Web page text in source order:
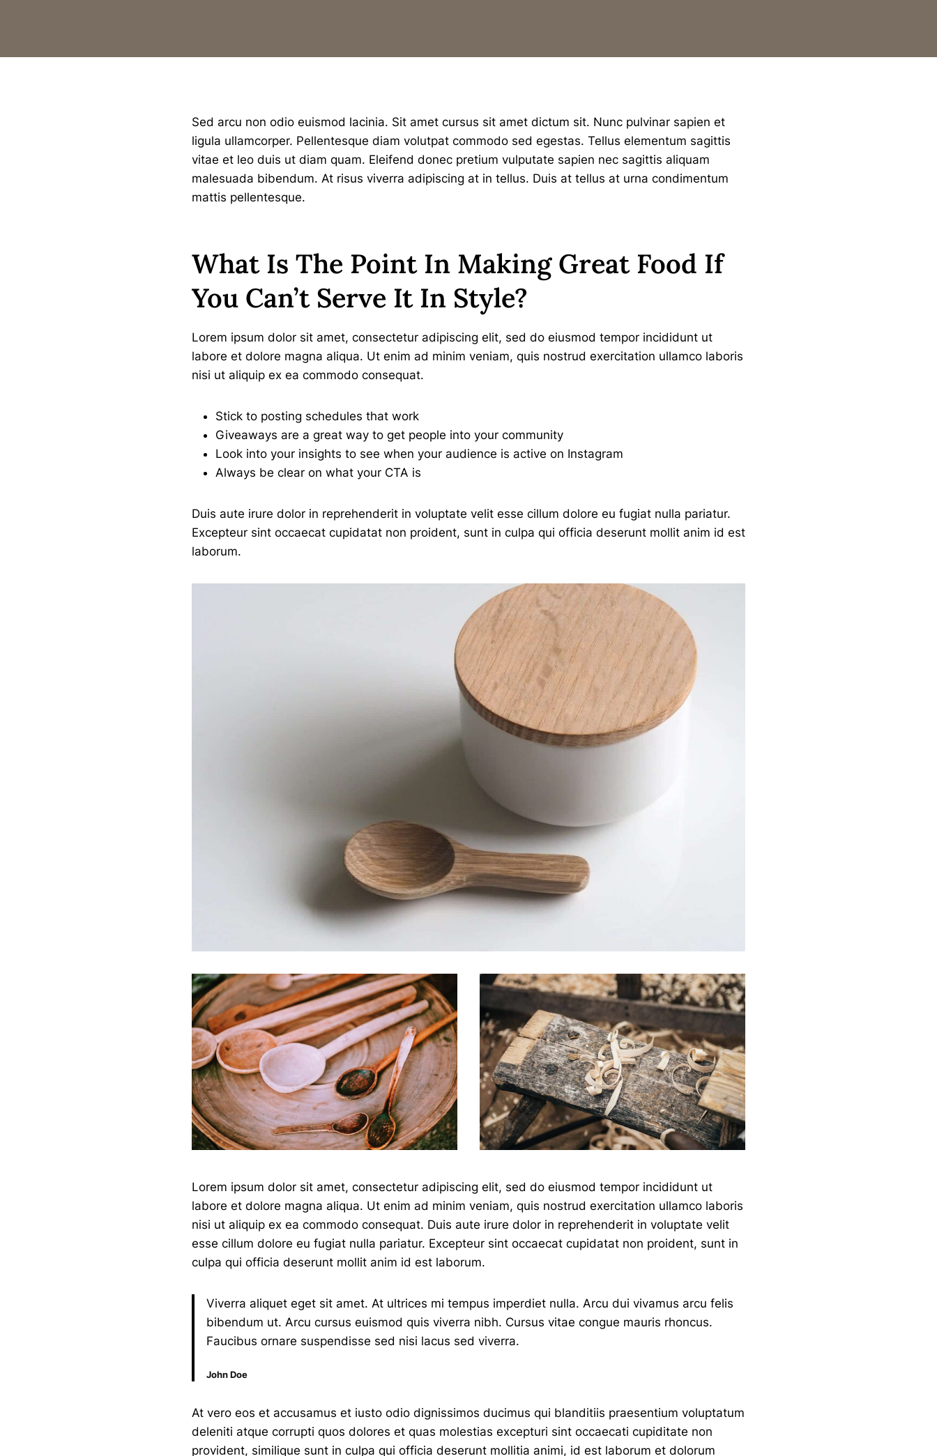
Sed arcu non odio euismod lacinia. Sit amet cursus sit amet dictum sit. Nunc pulvinar sapien et
ligula ullamcorper. Pellentesque diam volutpat commodo sed egestas. Tellus elementum sagittis
vitae et leo duis ut diam quam. Eleifend donec pretium vulputate sapien nec sagittis aliquam
malesuada bibendum. At risus viverra adipiscing at in tellus. Duis at tellus at urna condimentum
mattis pellentesque.
What Is The Point In Making Great Food If
You Can’t Serve It In Style?
Lorem ipsum dolor sit amet, consectetur adipiscing elit, sed do eiusmod tempor incididunt ut
labore et dolore magna aliqua. Ut enim ad minim veniam, quis nostrud exercitation ullamco laboris
nisi ut aliquip ex ea commodo consequat.
Stick to posting schedules that work
Giveaways are a great way to get people into your community
Look into your insights to see when your audience is active on Instagram
Always be clear on what your CTA is
Duis aute irure dolor in reprehenderit in voluptate velit esse cillum dolore eu fugiat nulla pariatur.
Excepteur sint occaecat cupidatat non proident, sunt in culpa qui officia deserunt mollit anim id est
laborum.
Lorem ipsum dolor sit amet, consectetur adipiscing elit, sed do eiusmod tempor incididunt ut
labore et dolore magna aliqua. Ut enim ad minim veniam, quis nostrud exercitation ullamco laboris
nisi ut aliquip ex ea commodo consequat. Duis aute irure dolor in reprehenderit in voluptate velit
esse cillum dolore eu fugiat nulla pariatur. Excepteur sint occaecat cupidatat non proident, sunt in
culpa qui officia deserunt mollit anim id est laborum.
Viverra aliquet eget sit amet. At ultrices mi tempus imperdiet nulla. Arcu dui vivamus arcu felis
bibendum ut. Arcu cursus euismod quis viverra nibh. Cursus vitae congue mauris rhoncus.
Faucibus ornare suspendisse sed nisi lacus sed viverra.
John Doe
At vero eos et accusamus et iusto odio dignissimos ducimus qui blanditiis praesentium voluptatum
deleniti atque corrupti quos dolores et quas molestias excepturi sint occaecati cupiditate non
provident, similique sunt in culpa qui officia deserunt mollitia animi, id est laborum et dolorum